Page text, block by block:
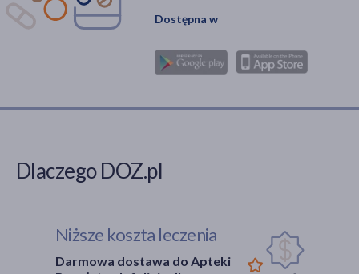
Dostępna w
Dlaczego DOZ.pl
Niższe koszta leczenia
Darmowa dostawa do Apteki